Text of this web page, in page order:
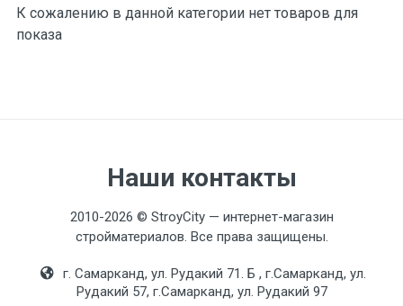
К сожалению в данной категории нет товаров для
показа
Наши контакты
2010-2026 © StroyCity — интернет-магазин
стройматериалов. Все права защищены.
г. Самарканд, ул. Рудакий 71. Б , г.Самарканд, ул.
Рудакий 57, г.Самарканд, ул. Рудакий 97